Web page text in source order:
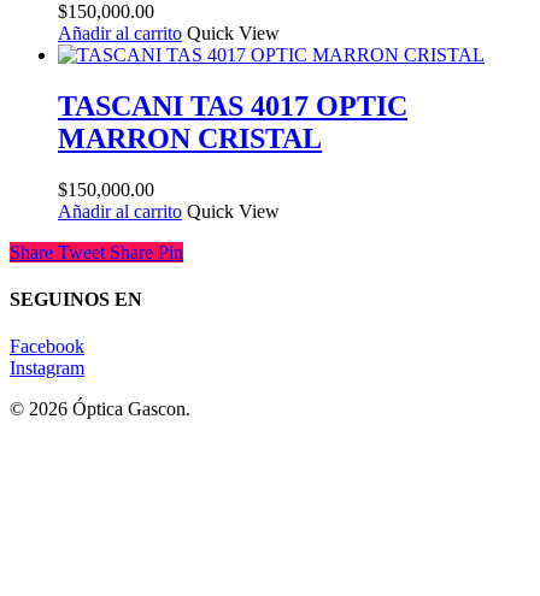
$150,000.00
Añadir al carrito Quick View
TASCANI TAS 4017 OPTIC
MARRON CRISTAL
$150,000.00
Añadir al carrito Quick View
Share Tweet Share Pin
SEGUINOS EN
Facebook
Instagram
© 2026 Óptica Gascon.